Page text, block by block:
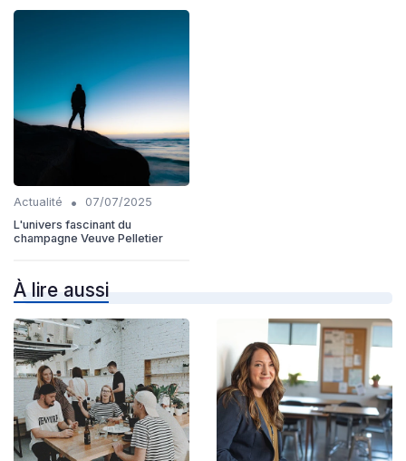
Actualité •
07/07/2025
L'univers fascinant du
champagne Veuve Pelletier
À lire aussi